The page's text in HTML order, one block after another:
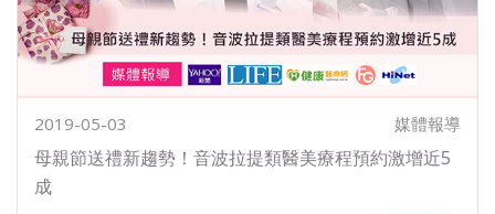
2019-05-03 媒體報導
母親節送禮新趨勢！音波拉提類醫美療程預約激增近5
成